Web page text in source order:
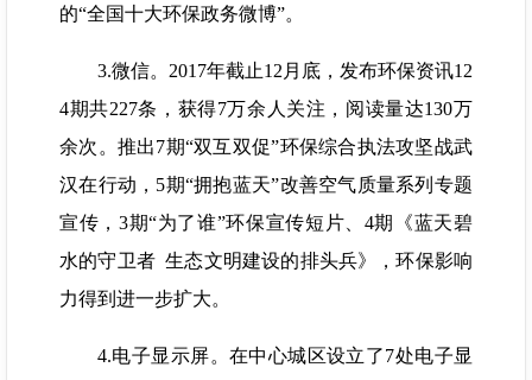
的“全国十大环保政务微博”。
3.微信。2017年截止12月底，发布环保资讯12
4期共227条，获得7万余人关注，阅读量达130万
余次。推出7期“双互双促”环保综合执法攻坚战武
汉在行动，5期“拥抱蓝天”改善空气质量系列专题
宣传，3期“为了谁”环保宣传短片、4期《蓝天碧
水的守卫者 生态文明建设的排头兵》，环保影响
力得到进一步扩大。
4.电子显示屏。在中心城区设立了7处电子显